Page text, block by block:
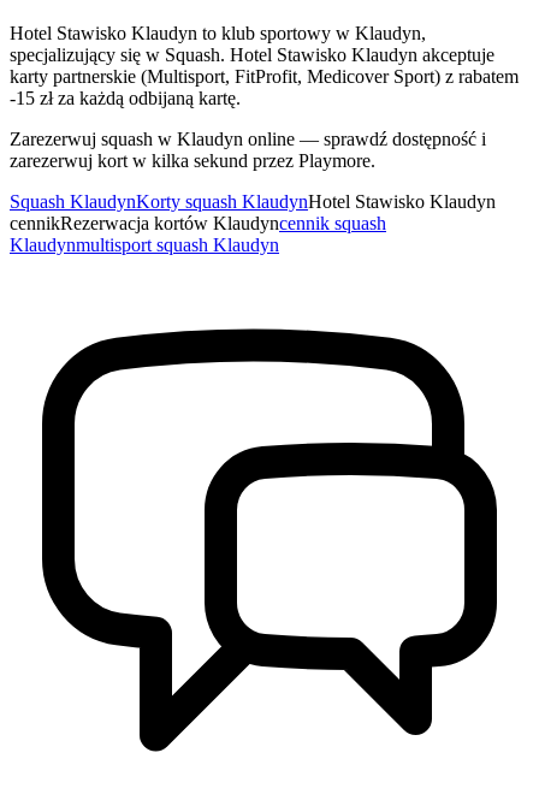
Hotel Stawisko Klaudyn to klub sportowy w Klaudyn,
specjalizujący się w Squash. Hotel Stawisko Klaudyn akceptuje
karty partnerskie (Multisport, FitProfit, Medicover Sport) z rabatem
-15 zł za każdą odbijaną kartę.
Zarezerwuj squash w Klaudyn online — sprawdź dostępność i
zarezerwuj kort w kilka sekund przez Playmore.
Squash KlaudynKorty squash KlaudynHotel Stawisko Klaudyn
cennikRezerwacja kortów Klaudyncennik squash
Klaudynmultisport squash Klaudyn